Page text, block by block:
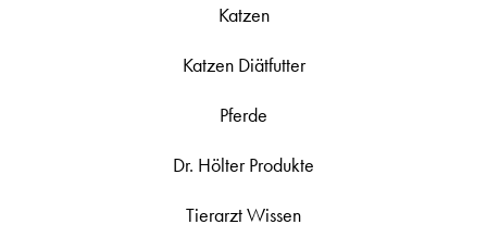
Katzen
Katzen Diätfutter
Pferde
Dr. Hölter Produkte
Tierarzt Wissen